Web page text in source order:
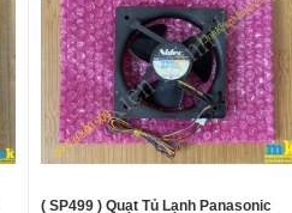
( SP499 ) Quạt Tủ Lạnh Panasonic